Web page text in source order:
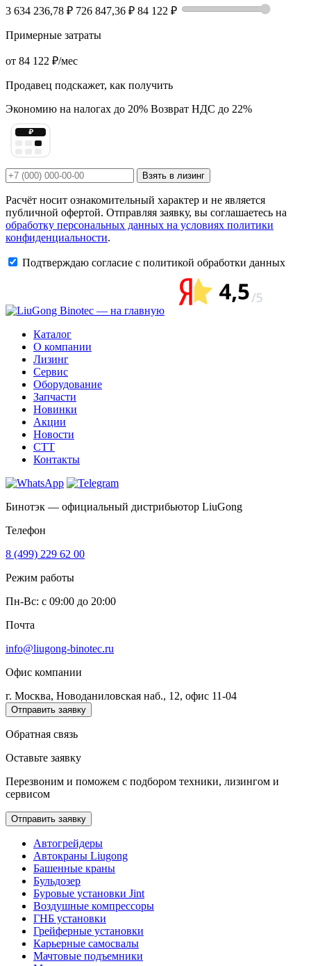
3 634 236,78 ₽ 726 847,36 ₽ 84 122 ₽
Примерные затраты
от 84 122 ₽/мес
Продавец подскажет, как получить
Экономию на налогах до 20% Возврат НДС до 22%
₽
Взять в лизинг
Расчёт носит ознакомительный характер и не является
публичной офертой. Отправляя заявку, вы соглашаетесь на
обработку персональных данных на условиях политики
конфиденциальности.
Подтверждаю согласие с политикой обработки данных
Каталог
О компании
Лизинг
Сервис
Оборудование
Запчасти
Новинки
Акции
Новости
CTT
Контакты
Бинотэк — официальный дистрибьютор LiuGong
Телефон
8 (499) 229 62 00
Режим работы
Пн-Вс: c 09:00 до 20:00
Почта
info@liugong-binotec.ru
Офис компании
г. Москва, Новоданиловская наб., 12, офис 11-04
Отправить заявку
Обратная связь
Оставьте заявку
Перезвоним и поможем с подбором техники, лизингом и
сервисом
Отправить заявку
Автогрейдеры
Автокраны Liugong
Башенные краны
Бульдозер
Буровые установки Jint
Воздушные компрессоры
ГНБ установки
Грейферные установки
Карьерные самосвалы
Мачтовые подъемники